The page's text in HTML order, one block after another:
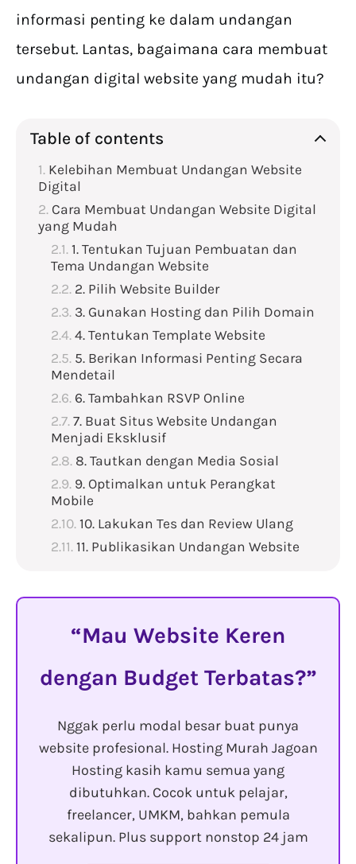
informasi penting ke dalam undangan
tersebut. Lantas, bagaimana cara membuat
undangan digital website yang mudah itu?
Table of contents
Kelebihan Membuat Undangan Website
Digital
Cara Membuat Undangan Website Digital
yang Mudah
1. Tentukan Tujuan Pembuatan dan
Tema Undangan Website
2. Pilih Website Builder
3. Gunakan Hosting dan Pilih Domain
4. Tentukan Template Website
5. Berikan Informasi Penting Secara
Mendetail
6. Tambahkan RSVP Online
7. Buat Situs Website Undangan
Menjadi Eksklusif
8. Tautkan dengan Media Sosial
9. Optimalkan untuk Perangkat
Mobile
10. Lakukan Tes dan Review Ulang
11. Publikasikan Undangan Website
Mau Website Keren
dengan Budget Terbatas?
Nggak perlu modal besar buat punya
website profesional. Hosting Murah Jagoan
Hosting kasih kamu semua yang
dibutuhkan. Cocok untuk pelajar,
freelancer, UMKM, bahkan pemula
sekalipun. Plus support nonstop 24 jam